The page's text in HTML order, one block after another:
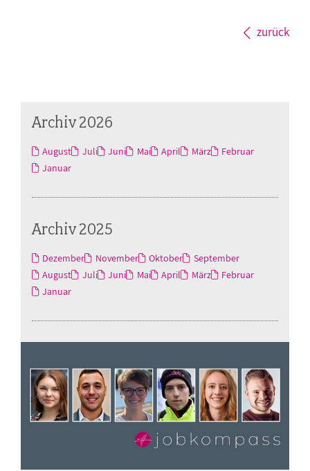
zurück
Archiv 2026
August Juli Juni Mai April März
Februar
Januar
Archiv 2025
Dezember November Oktober
September
August
Juli Juni Mai April März
Februar
Januar